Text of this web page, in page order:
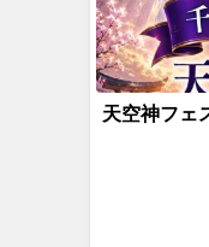
天空神フェ